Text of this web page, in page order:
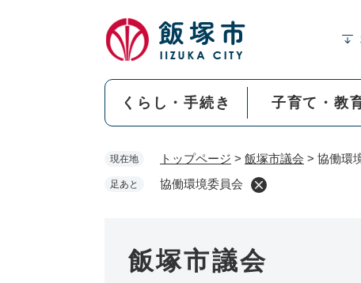
くらし・手続き 子育て・教
現在地 トップページ > 飯塚市議会 > 協働環
足あと 協働環境委員会
飯塚市議会